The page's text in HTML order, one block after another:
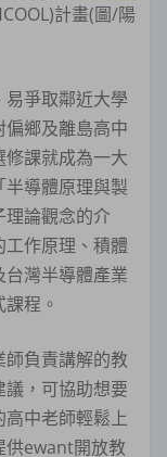
計畫(圖/陽
爭取鄰近大學
鄉及離島高中
課就成為一大
導體原理與製
論觀念的介
作原理、積體
灣半導體產業
程。
負責講解的教
，可協助想要
中老師輕鬆上
供ewant開放教